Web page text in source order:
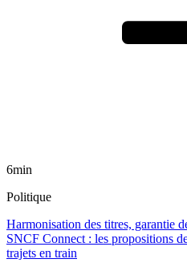
6min
Politique
Harmonisation des titres, garantie
SNCF Connect : les propositions
trajets en train